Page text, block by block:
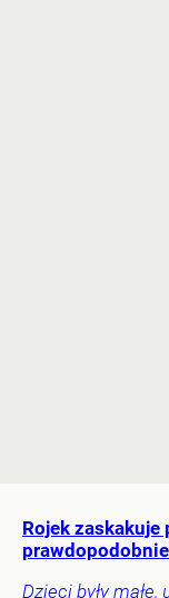
Rojek zaskakuje
Dzieci były